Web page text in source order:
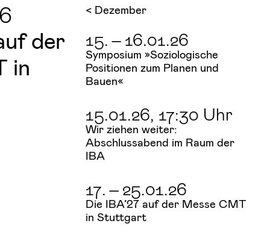
der
in
< Dezember
15. – 16.01.26
Symposium »Soziologische
Positionen zum Planen und
Bauen«
15.01.26, 17:30 Uhr
Wir ziehen weiter:
Abschlussabend im Raum der
IBA
17. – 25.01.26
Die IBA’27 auf der Messe CMT
in Stuttgart